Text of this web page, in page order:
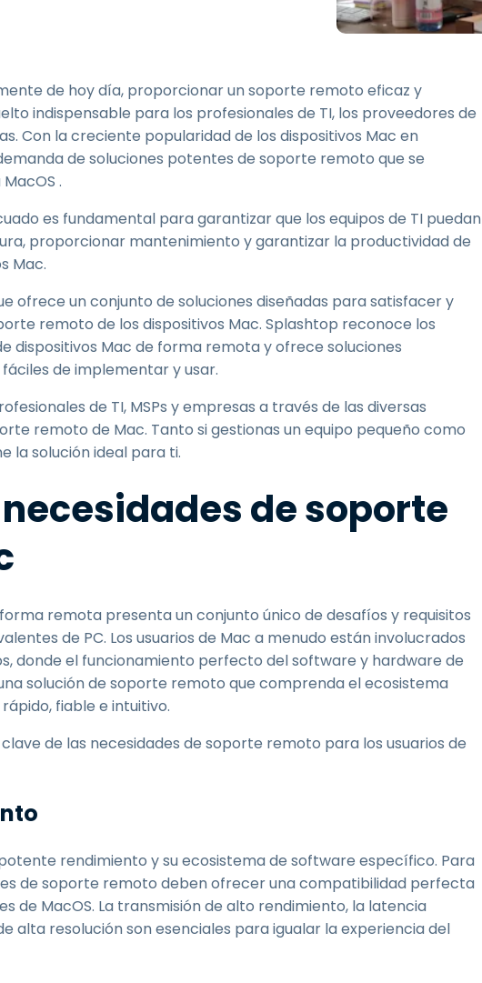
Acceso remoto a través
Acceso Remoto a
Laboratorio
Seguridad del punto final
necesidades
sectores
de hoy día, proporcionar un soporte remoto eficaz y
indispensable para los profesionales de TI, los proveedores de
Con la creciente popularidad de los dispositivos Mac en
de soluciones potentes de soporte remoto que se
.
es fundamental para garantizar que los equipos de TI puedan
proporcionar mantenimiento y garantizar la productividad de
Mac.
ofrece un conjunto de soluciones diseñadas para satisfacer y
remoto de los dispositivos Mac. Splashtop reconoce los
dispositivos Mac de forma remota y ofrece soluciones
de implementar y usar.
de TI, MSPs y empresas a través de las diversas
remoto de Mac. Tanto si gestionas un equipo pequeño como
la solución ideal para ti.
de soporte
remota presenta un conjunto único de desafíos y requisitos
de PC. Los usuarios de Mac a menudo están involucrados
donde el funcionamiento perfecto del software y hardware de
solución de soporte remoto que comprenda el ecosistema
fiable e intuitivo.
de las necesidades de soporte remoto para los usuarios de
rendimiento y su ecosistema de software específico. Para
de soporte remoto deben ofrecer una compatibilidad perfecta
de MacOS. La transmisión de alto rendimiento, la latencia
alta resolución son esenciales para igualar la experiencia del